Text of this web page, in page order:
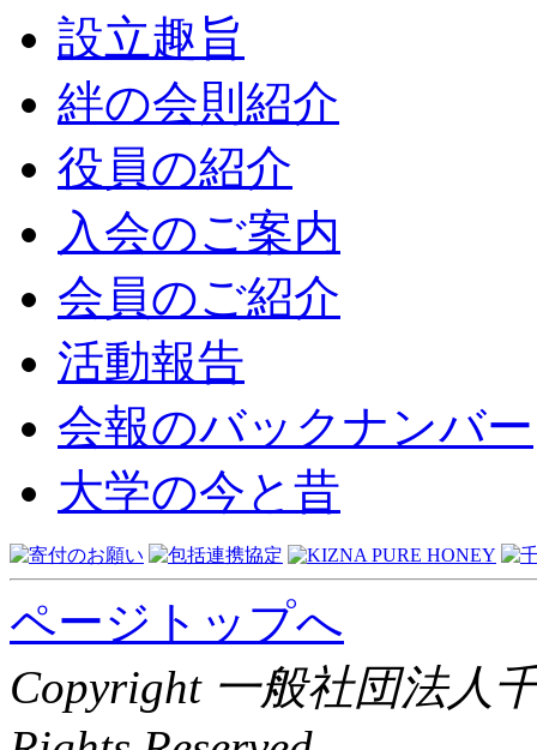
設立趣旨
絆の会則紹介
役員の紹介
入会のご案内
会員のご紹介
活動報告
会報のバックナンバー
大学の今と昔
ページトップへ
Copyright 一般社団法人